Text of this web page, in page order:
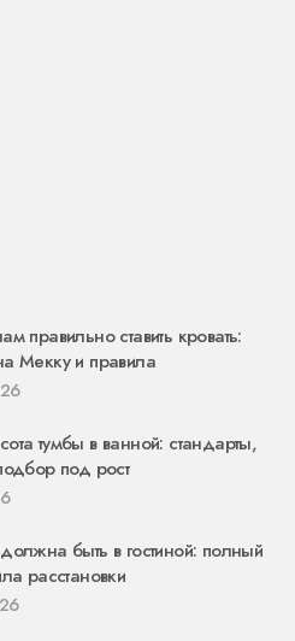
правильно ставить кровать:
Мекку и правила
тумбы в ванной: стандарты,
под рост
быть в гостиной: полный
расстановки